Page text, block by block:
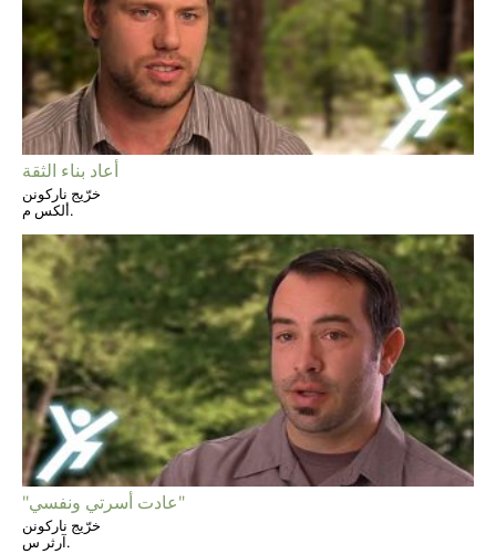
أعاد بناء الثقة
خرّيج ناركونن
ألكس م.
"عادت أسرتي ونفسي"
خرّيج ناركونن
آرثر س.